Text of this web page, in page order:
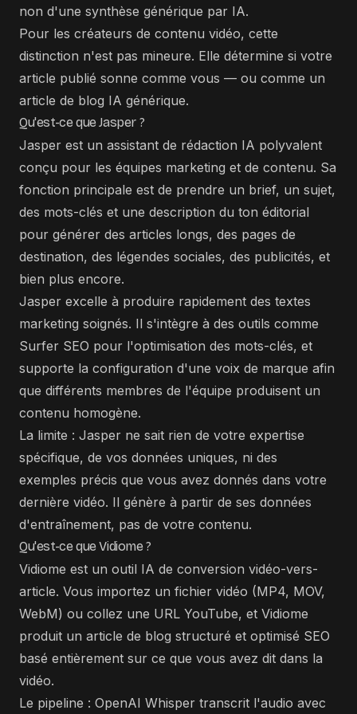
non d'une synthèse générique par IA.
Pour les créateurs de contenu vidéo, cette
distinction n'est pas mineure. Elle détermine si votre
article publié sonne comme vous — ou comme un
article de blog IA générique.
Qu'est-ce que Jasper ?
Jasper est un assistant de rédaction IA polyvalent
conçu pour les équipes marketing et de contenu. Sa
fonction principale est de prendre un brief, un sujet,
des mots-clés et une description du ton éditorial
pour générer des articles longs, des pages de
destination, des légendes sociales, des publicités, et
bien plus encore.
Jasper excelle à produire rapidement des textes
marketing soignés. Il s'intègre à des outils comme
Surfer SEO pour l'optimisation des mots-clés, et
supporte la configuration d'une voix de marque afin
que différents membres de l'équipe produisent un
contenu homogène.
La limite : Jasper ne sait rien de votre expertise
spécifique, de vos données uniques, ni des
exemples précis que vous avez donnés dans votre
dernière vidéo. Il génère à partir de ses données
d'entraînement, pas de votre contenu.
Qu'est-ce que Vidiome ?
Vidiome est un outil IA de conversion vidéo-vers-
article. Vous importez un fichier vidéo (MP4, MOV,
WebM) ou collez une URL YouTube, et Vidiome
produit un article de blog structuré et optimisé SEO
basé entièrement sur ce que vous avez dit dans la
vidéo.
Le pipeline : OpenAI Whisper transcrit l'audio avec